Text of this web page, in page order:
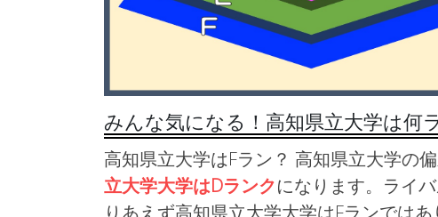
みんな気になる！高知県立大学は何
高知県立大学はFラン？ 高知県立大学の
立大学大学はDランクになります。ライ